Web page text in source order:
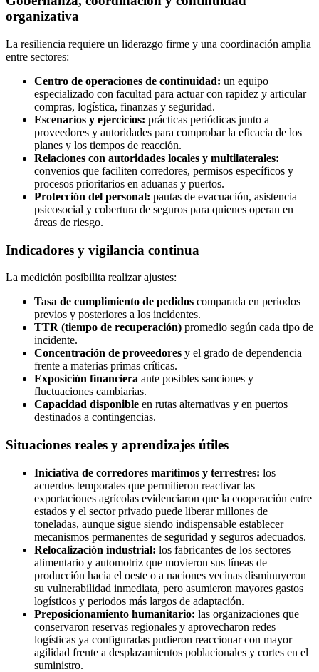
organizativa
La resiliencia requiere un liderazgo firme y una coordinación amplia
entre sectores:
Centro de operaciones de continuidad: un equipo
especializado con facultad para actuar con rapidez y articular
compras, logística, finanzas y seguridad.
Escenarios y ejercicios: prácticas periódicas junto a
proveedores y autoridades para comprobar la eficacia de los
planes y los tiempos de reacción.
Relaciones con autoridades locales y multilaterales:
convenios que faciliten corredores, permisos específicos y
procesos prioritarios en aduanas y puertos.
Protección del personal: pautas de evacuación, asistencia
psicosocial y cobertura de seguros para quienes operan en
áreas de riesgo.
Indicadores y vigilancia continua
La medición posibilita realizar ajustes:
Tasa de cumplimiento de pedidos comparada en periodos
previos y posteriores a los incidentes.
TTR (tiempo de recuperación) promedio según cada tipo de
incidente.
Concentración de proveedores y el grado de dependencia
frente a materias primas críticas.
Exposición financiera ante posibles sanciones y
fluctuaciones cambiarias.
Capacidad disponible en rutas alternativas y en puertos
destinados a contingencias.
Situaciones reales y aprendizajes útiles
Iniciativa de corredores marítimos y terrestres: los
acuerdos temporales que permitieron reactivar las
exportaciones agrícolas evidenciaron que la cooperación entre
estados y el sector privado puede liberar millones de
toneladas, aunque sigue siendo indispensable establecer
mecanismos permanentes de seguridad y seguros adecuados.
Relocalización industrial: los fabricantes de los sectores
alimentario y automotriz que movieron sus líneas de
producción hacia el oeste o a naciones vecinas disminuyeron
su vulnerabilidad inmediata, pero asumieron mayores gastos
logísticos y periodos más largos de adaptación.
Preposicionamiento humanitario: las organizaciones que
conservaron reservas regionales y aprovecharon redes
logísticas ya configuradas pudieron reaccionar con mayor
agilidad frente a desplazamientos poblacionales y cortes en el
suministro.